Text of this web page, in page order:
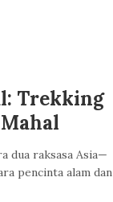
Trekking
dua raksasa Asia—
pencinta alam dan